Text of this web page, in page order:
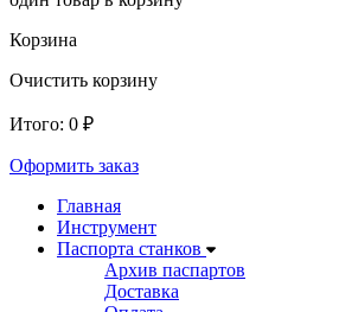
Корзина
Очистить корзину
Итого: 0 ₽
Оформить заказ
Главная
Инструмент
Паспорта станков
Архив паспартов
Доставка